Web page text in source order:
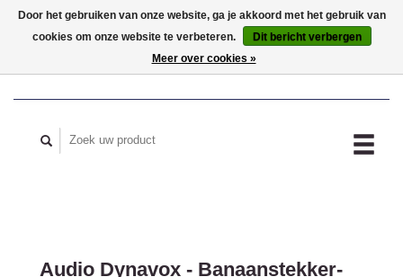
MIJN ACCOUNT
Audio Dynavox - Banaanstekker-
Door het gebruiken van onze website, ga je akkoord met het gebruik van
cookies om onze website te verbeteren.
Dit bericht verbergen
Meer over cookies »